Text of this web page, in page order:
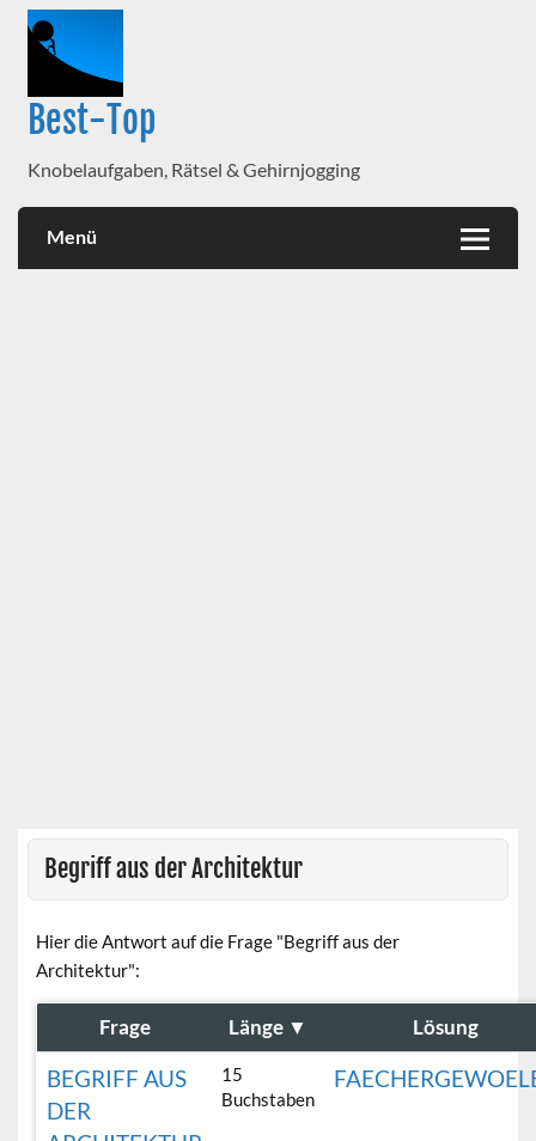
Best-Top
Knobelaufgaben, Rätsel & Gehirnjogging
Menü
Begriff aus der Architektur
Hier die Antwort auf die Frage "Begriff aus der
Architektur":
Frage Länge ▼ Lösung
BEGRIFF AUS
DER
15
Buchstaben